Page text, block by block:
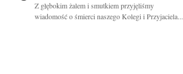
Z głębokim żalem i smutkiem przyjęliśmy
wiadomość o śmierci naszego Kolegi i Przyjaciela...